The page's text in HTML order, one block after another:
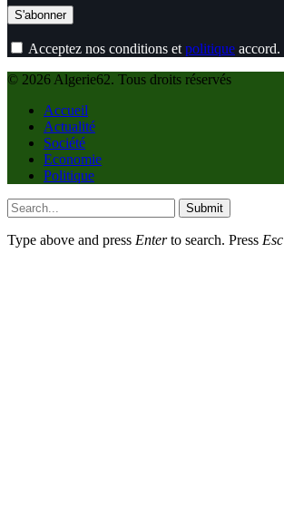
Acceptez nos conditions et politique accord.
© 2026 Algerie62. Tous droits réservés
Accueil
Actualité
Société
Economie
Politique
Submit
Type above and press Enterto search. Press Esc